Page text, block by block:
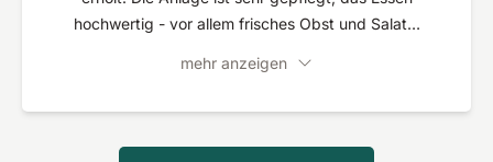
hochwertig - vor allem frisches Obst und Salate,
für sich genießen, aber findet auch leicht
mehr anzeigen